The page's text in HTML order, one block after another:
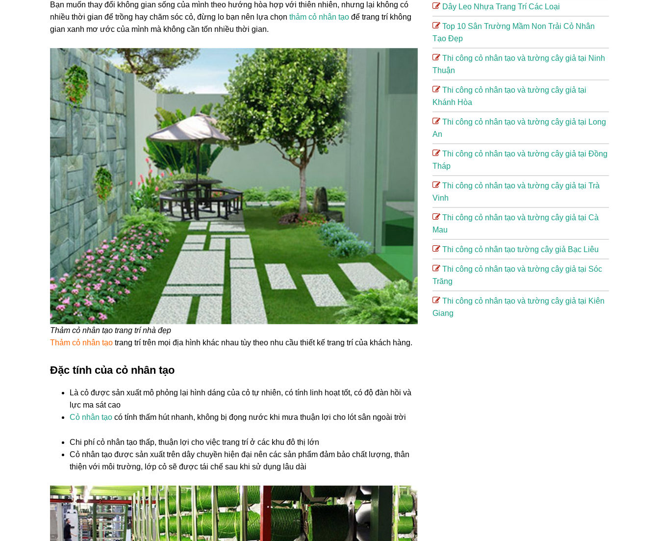
Bạn muốn thay đổi không gian sống của mình theo hướng hòa hợp với thiên nhiên, nhưng lại không có
nhiều thời gian để trồng hay chăm sóc cỏ, đừng lo bạn nên lựa chọn thảm cỏ nhân tạo để trang trí không
gian xanh mơ ước của mình mà không cần tốn nhiều thời gian.
Thảm cỏ nhân tạo trang trí nhà đẹp
Thảm cỏ nhân tạo trang trí trên mọi địa hình khác nhau tùy theo nhu cầu thiết kế trang trí của khách hàng.
Đặc tính của cỏ nhân tạo
Là cỏ được sản xuất mô phỏng lại hình dáng của cỏ tự nhiên, có tính linh hoạt tốt, có độ đàn hồi và
lực ma sát cao
Cỏ nhân tạo có tính thấm hút nhanh, không bị đọng nước khi mưa thuận lợi cho lót sân ngoài trời
Chi phí cỏ nhân tạo thấp, thuận lợi cho việc trang trí ở các khu đô thị lớn
Cỏ nhân tạo được sản xuất trên dây chuyền hiện đại nên các sản phẩm đảm bảo chất lượng, thân
thiện với môi trường, lớp cỏ sẽ được tái chế sau khi sử dụng lâu dài
Dây Leo Nhựa Trang Trí Các Loại
Top 10 Sân Trường Mầm Non Trải Cỏ Nhân
Tạo Đẹp
Thi công cỏ nhân tạo và tường cây giả tại Ninh
Thuận
Thi công cỏ nhân tạo và tường cây giả tại
Khánh Hòa
Thi công cỏ nhân tạo và tường cây giả tại Long
An
Thi công cỏ nhân tạo và tường cây giả tại Đồng
Tháp
Thi công cỏ nhân tạo và tường cây giả tại Trà
Vinh
Thi công cỏ nhân tạo và tường cây giả tại Cà
Mau
Thi công cỏ nhân tạo tường cây giả Bạc Liêu
Thi công cỏ nhân tạo và tường cây giả tại Sóc
Trăng
Thi công cỏ nhân tạo và tường cây giả tại Kiên
Giang